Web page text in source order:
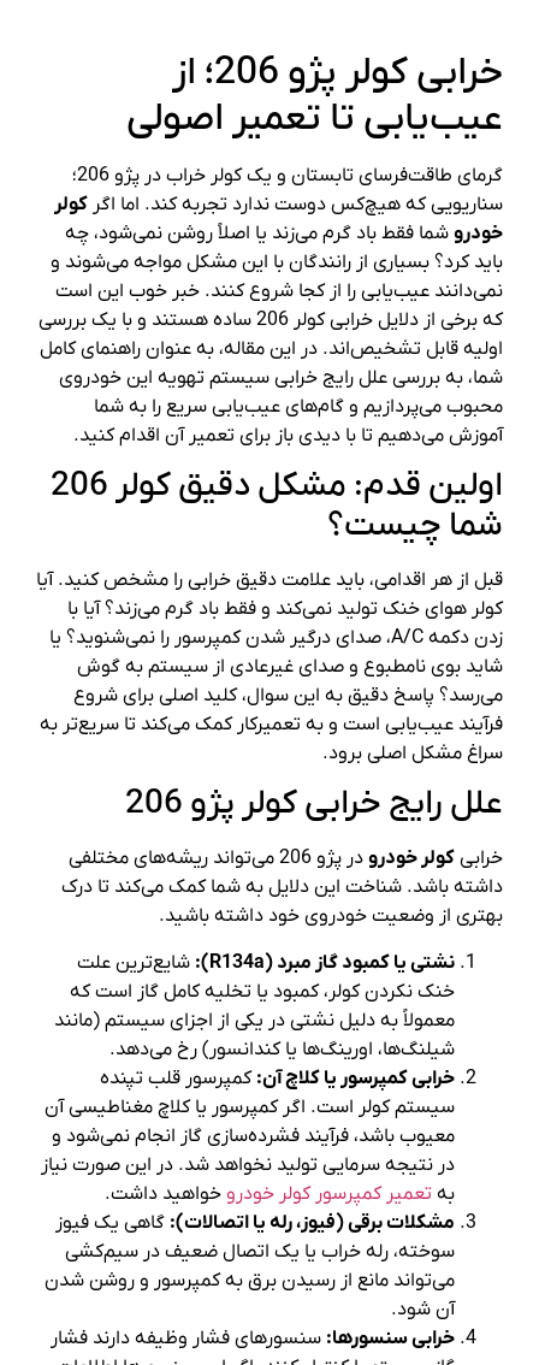
خرابی کولر پژو 206؛ از
عیب‌یابی تا تعمیر اصولی
گرمای طاقت‌فرسای تابستان و یک کولر خراب در پژو 206؛
سناریویی که هیچ‌کس دوست ندارد تجربه کند. اما اگر کولر
خودرو شما فقط باد گرم می‌زند یا اصلاً روشن نمی‌شود، چه
باید کرد؟ بسیاری از رانندگان با این مشکل مواجه می‌شوند و
نمی‌دانند عیب‌یابی را از کجا شروع کنند. خبر خوب این است
که برخی از دلایل خرابی کولر 206 ساده هستند و با یک بررسی
اولیه قابل تشخیص‌اند. در این مقاله، به عنوان راهنمای کامل
شما، به بررسی علل رایج خرابی سیستم تهویه این خودروی
محبوب می‌پردازیم و گام‌های عیب‌یابی سریع را به شما
آموزش می‌دهیم تا با دیدی باز برای تعمیر آن اقدام کنید.
اولین قدم: مشکل دقیق کولر 206
شما چیست؟
قبل از هر اقدامی، باید علامت دقیق خرابی را مشخص کنید. آیا
کولر هوای خنک تولید نمی‌کند و فقط باد گرم می‌زند؟ آیا با
زدن دکمه A/C، صدای درگیر شدن کمپرسور را نمی‌شنوید؟ یا
شاید بوی نامطبوع و صدای غیرعادی از سیستم به گوش
می‌رسد؟ پاسخ دقیق به این سوال، کلید اصلی برای شروع
فرآیند عیب‌یابی است و به تعمیرکار کمک می‌کند تا سریع‌تر به
سراغ مشکل اصلی برود.
علل رایج خرابی کولر پژو 206
خرابی کولر خودرو
در پژو 206 می‌تواند ریشه‌های مختلفی
داشته باشد. شناخت این دلایل به شما کمک می‌کند تا درک
بهتری از وضعیت خودروی خود داشته باشید.
نشتی یا کمبود گاز مبرد (R134a):
شایع‌ترین علت
خنک نکردن کولر، کمبود یا تخلیه کامل گاز است که
معمولاً به دلیل نشتی در یکی از اجزای سیستم (مانند
شیلنگ‌ها، اورینگ‌ها یا کندانسور) رخ می‌دهد.
خرابی کمپرسور یا کلاچ آن: کمپرسور قلب تپنده
سیستم کولر است. اگر کمپرسور یا کلاچ مغناطیسی آن
معیوب باشد، فرآیند فشرده‌سازی گاز انجام نمی‌شود و
در نتیجه سرمایی تولید نخواهد شد. در این صورت نیاز
به تعمیر کمپرسور کولر خودرو خواهید داشت.
مشکلات برقی (فیوز، رله یا اتصالات): گاهی یک فیوز
سوخته، رله خراب یا یک اتصال ضعیف در سیم‌کشی
می‌تواند مانع از رسیدن برق به کمپرسور و روشن شدن
آن شود.
خرابی سنسورها: سنسورهای فشار وظیفه دارند فشار